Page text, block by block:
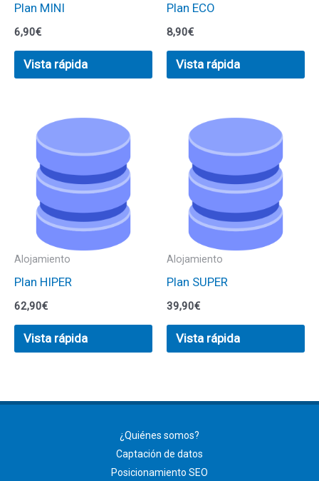
Plan MINI
6,90€
Vista rápida
Plan ECO
8,90€
Vista rápida
Alojamiento
Plan HIPER
62,90€
Vista rápida
Alojamiento
Plan SUPER
39,90€
Vista rápida
¿Quiénes somos?
Captación de datos
Posicionamiento SEO